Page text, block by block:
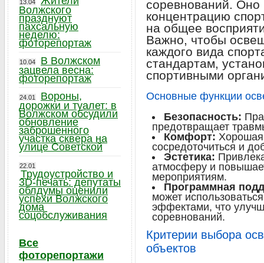
соревнований. Оно
концентрацию
на общее
Важно, чтобы
каждого вида
стандартам,
спортивными
Основные функции
Безопасность:
предотвращает
Комфорт: Хорошая
сосредоточиться и
Эстетика:
атмосферу и
мероприятиям.
Программная
может
эффектами, что
соревнований.
Критерии выбора
объектов
13.04
Волжского
празднуют
пахсальную
неделю:
фоторепортаж
10.04
В Волжском
зацвела весна:
фоторепортаж
24.01
Вороны,
дорожки и туалет: в
Волжском обсудили
обновление
заброшенного
участка сквера на
улице Советской
22.01
Трудоустройство и
3D-печать: депутаты
облдумы оценили
успехи Волжского
дома
соцобслуживания
Все
фоторепортажи